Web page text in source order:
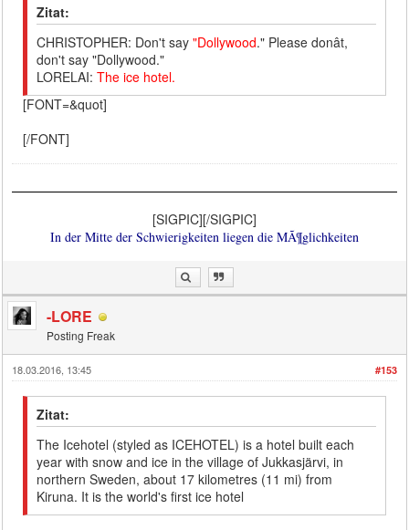
Zitat:
CHRISTOPHER: Don't say"Dollywood." Please donât,
don't say "Dollywood."
LORELAI:The ice hotel.
[FONT=&quot]
[/FONT]
[SIGPIC][/SIGPIC]
In der Mitte der Schwierigkeiten liegen die MÃ¶glichkeiten
-LORE
Posting Freak
#153
18.03.2016, 13:45
Zitat:
The Icehotel (styled as ICEHOTEL) is a hotel built each
year with snow and ice in the village of Jukkasjärvi, in
northern Sweden, about 17 kilometres (11 mi) from
Kiruna. It is the world's first ice hotel